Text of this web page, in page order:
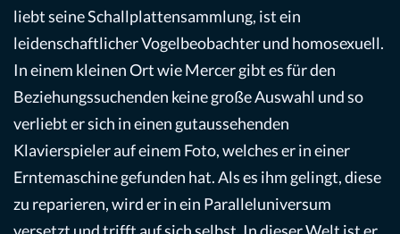
liebt seine Schallplattensammlung, ist ein
leidenschaftlicher Vogelbeobachter und homosexuell.
In einem kleinen Ort wie Mercer gibt es für den
Beziehungssuchenden keine große Auswahl und so
verliebt er sich in einen gutaussehenden
Klavierspieler auf einem Foto, welches er in einer
Erntemaschine gefunden hat. Als es ihm gelingt, diese
zu reparieren, wird er in ein Paralleluniversum